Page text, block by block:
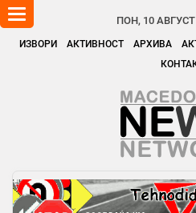
ПОН, 10 АВГУСТ
ИЗВОРИ АКТИВНОСТ АРХИВА
Toggle
navigation